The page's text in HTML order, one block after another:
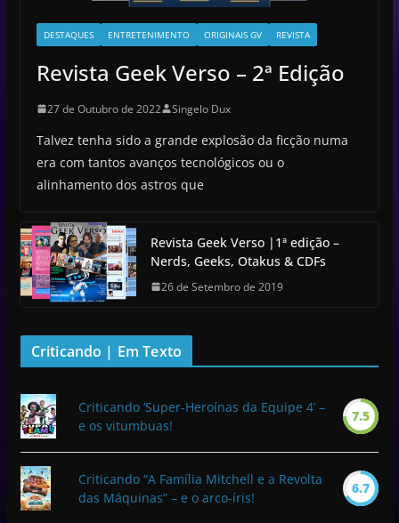
DESTAQUES ENTRETENIMENTO ORIGINAIS GV REVISTA
Revista Geek Verso – 2ª Edição
27 de Outubro de 2022 Singelo Dux
Talvez tenha sido a grande explosão da ficção numa
era com tantos avanços tecnológicos ou o
alinhamento dos astros que
Revista Geek Verso |1ª edição –
Nerds, Geeks, Otakus & CDFs
26 de Setembro de 2019
Criticando | Em Texto
Criticando ‘Super-Heroínas da Equipe 4’ –
e os vitumbuas!
7.5
Criticando “A Família Mitchell e a Revolta
das Máquinas” – e o arco-íris!
6.7